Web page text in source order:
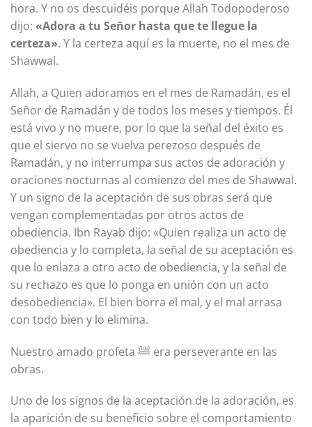
hora. Y no os descuidéis porque Allah Todopoderoso
dijo: «Adora a tu Señor hasta que te llegue la
certeza». Y la certeza aquí es la muerte, no el mes de
Shawwal.
Allah, a Quien adoramos en el mes de Ramadán, es el
Señor de Ramadán y de todos los meses y tiempos. Él
está vivo y no muere, por lo que la señal del éxito es
que el siervo no se vuelva perezoso después de
Ramadán, y no interrumpa sus actos de adoración y
oraciones nocturnas al comienzo del mes de Shawwal.
Y un signo de la aceptación de sus obras será que
vengan complementadas por otros actos de
obediencia. Ibn Rayab dijo: «Quien realiza un acto de
obediencia y lo completa, la señal de su aceptación es
que lo enlaza a otro acto de obediencia, y la señal de
su rechazo es que lo ponga en unión con un acto
desobediencia». El bien borra el mal, y el mal arrasa
con todo bien y lo elimina.
Nuestro amado profeta ﷺ era perseverante en las
obras.
Uno de los signos de la aceptación de la adoración, es
la aparición de su beneficio sobre el comportamiento